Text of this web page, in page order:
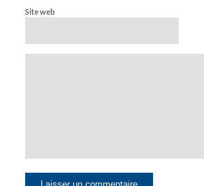
Site web